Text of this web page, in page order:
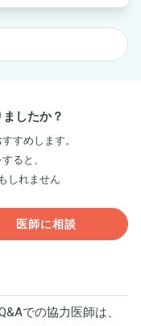
したか？
すめします。
ると、
しれません
医師に相談
での協力医師は、